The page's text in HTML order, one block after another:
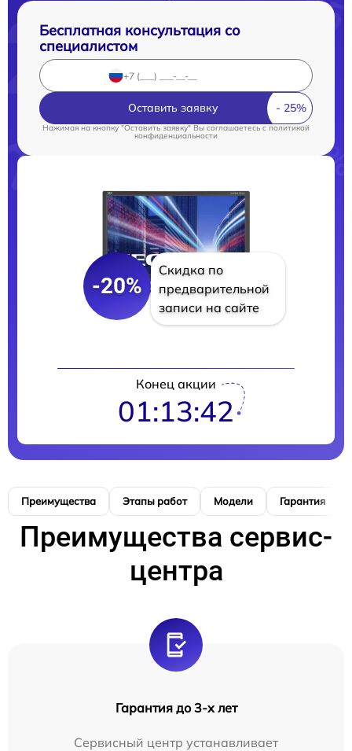
Бесплатная консультация со
специалистом
Оставить заявку
Нажимая на кнопку "Оставить заявку" Вы соглашаетесь cполитикой
конфиденциальности
-20%
Скидка по
предварительной
записи на сайте
Конец акции
01:13:41
Преимущества Этапы работ Модели Гарантия
Преимущества сервис-
центра
Гарантия до 3-х лет
Сервисный центр устанавливает